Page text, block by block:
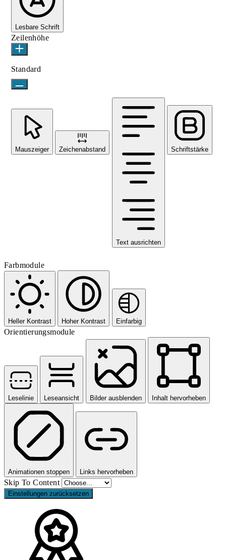
Lesbare Schrift
Zeilenhöhe
Standard
Mauszeiger Zeichenabstand
Text ausrichten
Schriftstärke
Farbmodule
Heller Kontrast Hoher Kontrast Einfarbig
Orientierungsmodule
Leselinie Leseansicht Bilder ausblenden Inhalt hervorheben
Animationen stoppen Links hervorheben
Skip To Content
Einstellungen zurücksetzen